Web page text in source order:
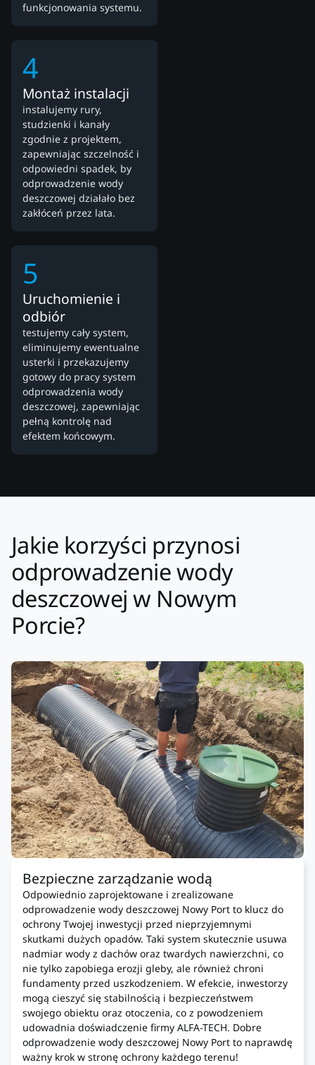
funkcjonowania systemu.
4
Montaż instalacji
instalujemy rury,
studzienki i kanały
zgodnie z projektem,
zapewniając szczelność i
odpowiedni spadek, by
odprowadzenie wody
deszczowej działało bez
zakłóceń przez lata.
5
Uruchomienie i
odbiór
testujemy cały system,
eliminujemy ewentualne
usterki i przekazujemy
gotowy do pracy system
odprowadzenia wody
deszczowej, zapewniając
pełną kontrolę nad
efektem końcowym.
Jakie korzyści przynosi
odprowadzenie wody
deszczowej w Nowym
Porcie?
Bezpieczne zarządzanie wodą
Odpowiednio zaprojektowane i zrealizowane
odprowadzenie wody deszczowej Nowy Port to klucz do
ochrony Twojej inwestycji przed nieprzyjemnymi
skutkami dużych opadów. Taki system skutecznie usuwa
nadmiar wody z dachów oraz twardych nawierzchni, co
nie tylko zapobiega erozji gleby, ale również chroni
fundamenty przed uszkodzeniem. W efekcie, inwestorzy
mogą cieszyć się stabilnością i bezpieczeństwem
swojego obiektu oraz otoczenia, co z powodzeniem
udowadnia doświadczenie firmy ALFA-TECH. Dobre
odprowadzenie wody deszczowej Nowy Port to naprawdę
ważny krok w stronę ochrony każdego terenu!